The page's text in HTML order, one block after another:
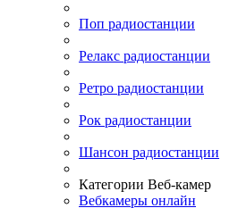
Поп радиостанции
Релакс радиостанции
Ретро радиостанции
Рок радиостанции
Шансон радиостанции
Категории Веб-камер
Вебкамеры онлайн